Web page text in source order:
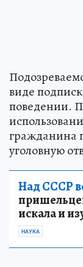
виде
поведении.
гражданина
уголовную
Над СССР
искала и
НАУКА